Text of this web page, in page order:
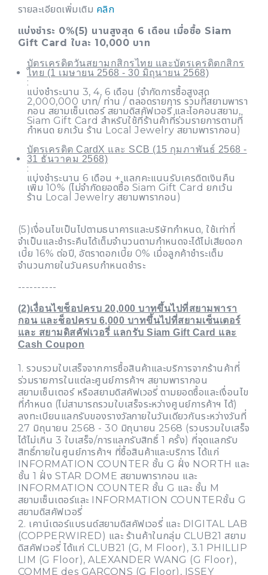
รายละเอียดเพิ่มเติม คลิก
แบ่งชำระ 0%(5) นานสูงสุด 6 เดือน เมื่อซื้อ Siam
Gift Card ใบละ 10,000 บาท
บัตรเครดิตวันสยามกสิกรไทย และบัตรเครดิตกสิกร
ไทย (1 เมษายน 2568 - 30 มิถุนายน 2568)
:
แบ่งชำระนาน 3, 4, 6 เดือน (จำกัดการซื้อสูงสุด
2,000,000 บาท/ ท่าน / ตลอดรายการ รวมที่สยามพารา
กอน สยามเซ็นเตอร์ สยามดิสคัฟเวอรี่ และไอคอนสยาม,
Siam Gift Card สำหรับใช้ที่ร้านค้าที่ร่วมรายการตามที่
กำหนด ยกเว้น ร้าน Local Jewelry สยามพารากอน)
บัตรเครดิต CardX และ SCB (15 กุมภาพันธ์ 2568 -
31 ธันวาคม 2568)
:
แบ่งชำระนาน 6 เดือน + แลกคะแนนรับเครดิตเงินคืน
เพิ่ม 10% (ไม่จำกัดยอดซื้อ Siam Gift Card ยกเว้น
ร้าน Local Jewelry สยามพารากอน)
(5)เงื่อนไขเป็นไปตามธนาคารและบริษัทกำหนด, ใช้เท่าที่
จำเป็นและชำระคืนได้เต็มจำนวนตามกำหนดจะได้ไม่เสียดอก
เบี้ย 16% ต่อปี, อัตราดอกเบี้ย 0% เมื่อลูกค้าชำระเต็ม
จำนวนภายในวันครบกำหนดชำระ
----------
(2)เงื่อนไขช็อปครบ 20,000 บาทขึ้นไปที่สยามพารา
กอน และช็อปครบ 6,000 บาทขึ้นไปที่สยามเซ็นเตอร์
และ สยามดิสคัฟเวอรี่ แลกรับ Siam Gift Card และ
Cash Coupon
1. รวบรวมใบเสร็จจากการซื้อสินค้าและบริการจากร้านค้าที่
ร่วมรายการในแต่ละศูนย์การค้าฯ สยามพารากอน
สยามเซ็นเตอร์ หรือสยามดิสคัฟเวอรี่ ตามยอดซื้อและเงื่อนไข
ที่กำหนด (ไม่สามารถรวมใบเสร็จระหว่างศูนย์การค้าฯ ได้)
ลงทะเบียนแลกรับของรางวัลภายในวันเดียวกันระหว่างวันที่
27 มิถุนายน 2568 - 30 มิถุนายน 2568 (รวบรวมใบเสร็จ
ได้ไม่เกิน 3 ใบเสร็จ/การแลกรับสิทธิ์ 1 ครั้ง) ที่จุดแลกรับ
สิทธิ์ภายในศูนย์การค้าฯ ที่ซื้อสินค้าและบริการ ได้แก่
INFORMATION COUNTER ชั้น G ฝั่ง NORTH และ
ชั้น 1 ฝั่ง STAR DOME สยามพารากอน และ
INFORMATION COUNTER ชั้น G และ ชั้น M
สยามเซ็นเตอร์และ INFORMATION COUNTERชั้น G
สยามดิสคัฟเวอรี่
2. เคาน์เตอร์แบรนด์สยามดิสคัฟเวอรี่ และ DIGITAL LAB
(COPPERWIRED) และ ร้านค้าในกลุ่ม CLUB21 สยาม
ดิสคัฟเวอรี่ ได้แก่ CLUB21 (G, M Floor), 3.1 PHILLIP
LIM (G Floor), ALEXANDER WANG (G Floor),
COMME des GARCONS (G Floor), ISSEY